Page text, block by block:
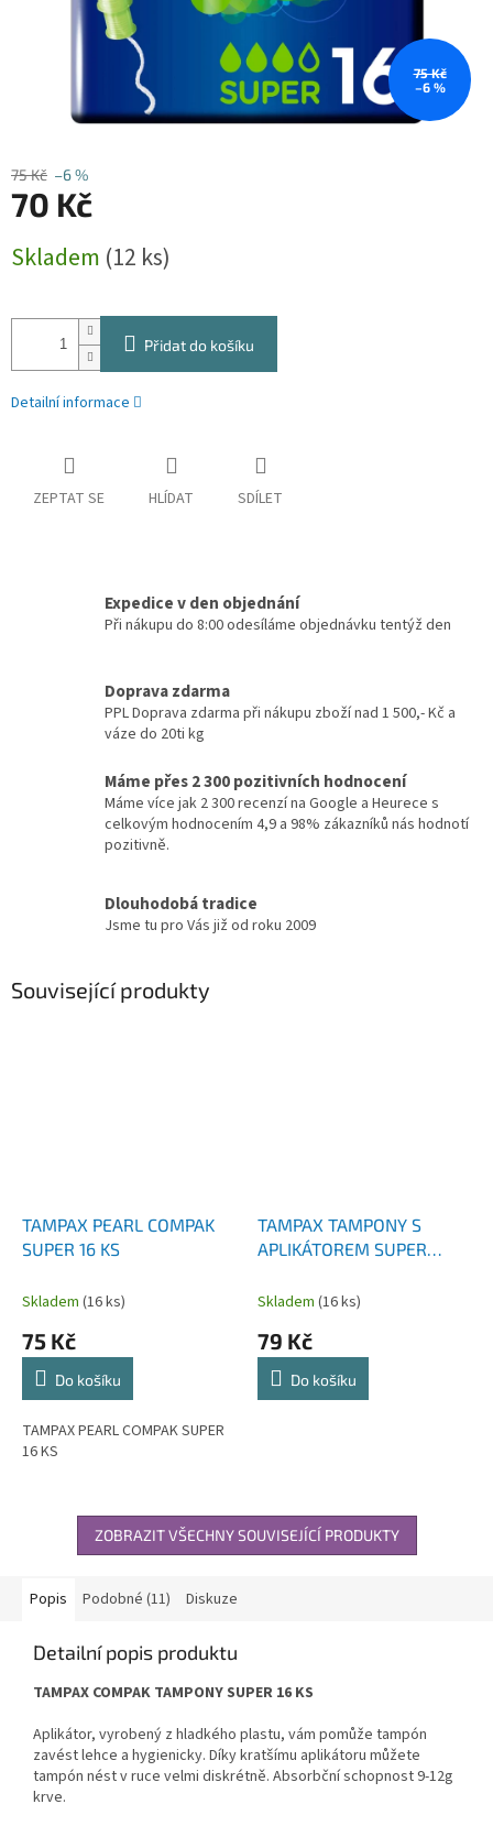
75 Kč
–6 %
75 Kč –6 %
70 Kč
cena:
Skladem (12 ks)
Přidat do košíku
Detailní informace
ZEPTAT SE HLÍDAT SDÍLET
Expedice v den objednání
Při nákupu do 8:00 odesíláme objednávku tentýž den
Doprava zdarma
PPL Doprava zdarma při nákupu zboží nad 1 500,- Kč a
váze do 20ti kg
Máme přes 2 300 pozitivních hodnocení
Máme více jak 2 300 recenzí na Google a Heurece s
celkovým hodnocením 4,9 a 98% zákazníků nás hodnotí
pozitivně.
Dlouhodobá tradice
Jsme tu pro Vás již od roku 2009
Související produkty
TAMPAX PEARL COMPAK
SUPER 16 KS
Skladem (16 ks)
75 Kč
Do košíku
TAMPAX PEARL COMPAK SUPER
16 KS
TAMPAX TAMPONY S
APLIKÁTOREM SUPER
Skladem (16 ks)
79 Kč
Do košíku
ZOBRAZIT VŠECHNY SOUVISEJÍCÍ PRODUKTY
Popis Podobné (11) Diskuze
Detailní popis produktu
TAMPAX COMPAK TAMPONY SUPER 16 KS
Aplikátor, vyrobený z hladkého plastu, vám pomůže tampón
zavést lehce a hygienicky. Díky kratšímu aplikátoru můžete
tampón nést v ruce velmi diskrétně. Absorbční schopnost 9-12g
krve.